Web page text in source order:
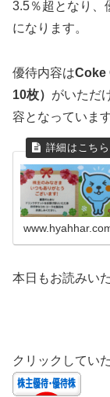
3.5％超となり、
になります。
優待内容はCoke
10枚） がいただ
容となっています
本日もお読みい
クリックしてい